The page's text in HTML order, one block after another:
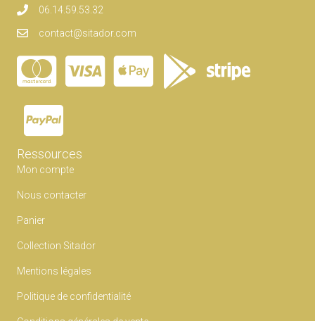
06.14.59.53.32
contact@sitador.com
Ressources
Mon compte
Nous contacter
Panier
Collection Sitador
Mentions légales
Politique de confidentialité